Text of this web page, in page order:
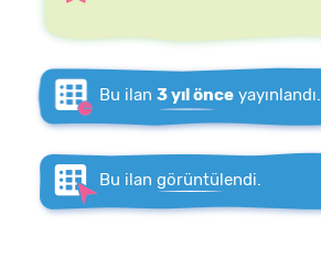
Bu ilan 3 yıl önce yayınlandı.
Bu ilan görüntülendi.